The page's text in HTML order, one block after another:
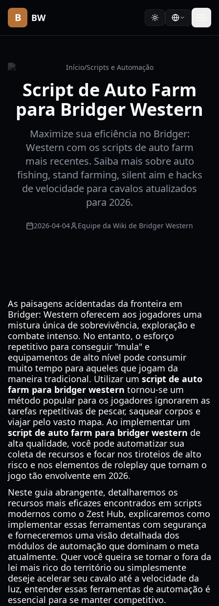
B BW
Início/Scripts e Automação
Script de Auto Farm
para Bridger Western
Maximize sua eficiência no Bridger:
Western com os scripts de auto farm
mais recentes. Saiba mais sobre auto
fishing, stand farming, silent aim e hacks
de velocidade para cavalos atualizados
para 2026.
2026-04-04 Equipe da Wiki de Bridger Western
As paisagens acidentadas da fronteira em
Bridger: Western oferecem aos jogadores uma
mistura única de sobrevivência, exploração e
combate intenso. No entanto, o esforço
repetitivo para conseguir "mula" e
equipamentos de alto nível pode consumir
muito tempo para aqueles que jogam da
maneira tradicional. Utilizar um script de auto
farm para bridger western tornou-se um
método popular para os jogadores ignorarem as
tarefas repetitivas de pescar, saquear corpos e
viajar pelo vasto mapa. Ao implementar um
script de auto farm para bridger western de
alta qualidade, você pode automatizar sua
coleta de recursos e focar nos tiroteios de alto
risco e nos elementos de roleplay que tornam o
jogo tão envolvente em 2026.
Neste guia abrangente, detalharemos os
recursos mais eficazes encontrados em scripts
modernos como o Zest Hub, explicaremos como
implementar essas ferramentas com segurança
e forneceremos uma visão detalhada dos
módulos de automação que dominam o meta
atualmente. Quer você queira se tornar o fora da
lei mais rico do território ou simplesmente
deseje acelerar seu cavalo até a velocidade da
luz, entender essas ferramentas de automação é
essencial para se manter competitivo.